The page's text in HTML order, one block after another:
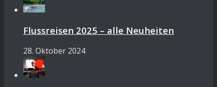
Flussreisen 2025 – alle Neuheiten
28. Oktober 2024